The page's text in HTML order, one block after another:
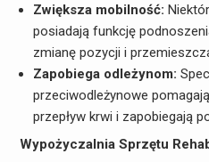
Zwiększa mobilność:
posiadają funkcję
zmianę pozycji i
Zapobiega odleżynom:
przeciwodleżynowe
przepływ krwi i zapobiegają
Wypożyczalnia Sprzętu